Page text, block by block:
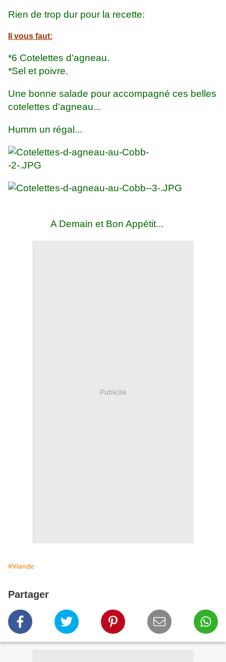
Rien de trop dur pour la recette:
Il vous faut:
*6 Cotelettes d'agneau.
*Sel et poivre.
Une bonne salade pour accompagné ces belles
cotelettes d'agneau...
Humm un régal...
A Demain et Bon Appétit...
Publicité
#Viande
Partager